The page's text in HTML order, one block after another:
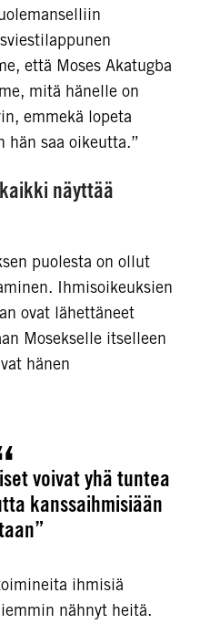
että Moses Akatugba
mitä hänelle on
emmekä lopeta
hän saa oikeutta.”
näyttää
puolesta on ollut
Ihmisoikeuksien
ovat lähettäneet
Mosekselle itselleen
hänen
voivat yhä tuntea
kanssaihmisiään
ihmisiä
nähnyt heitä.